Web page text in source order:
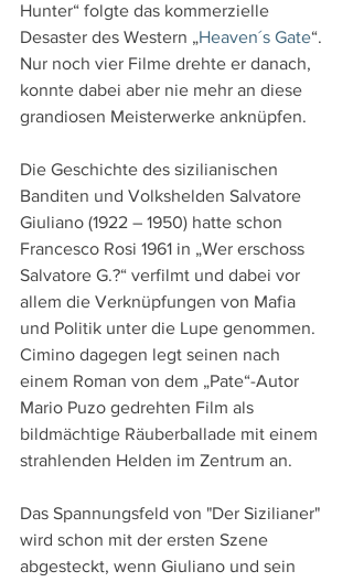
Hunter“ folgte das kommerzielle
Desaster des Western „Heaven´s Gate“.
Nur noch vier Filme drehte er danach,
konnte dabei aber nie mehr an diese
grandiosen Meisterwerke anknüpfen.
Die Geschichte des sizilianischen
Banditen und Volkshelden Salvatore
Giuliano (1922 – 1950) hatte schon
Francesco Rosi 1961 in „Wer erschoss
Salvatore G.?“ verfilmt und dabei vor
allem die Verknüpfungen von Mafia
und Politik unter die Lupe genommen.
Cimino dagegen legt seinen nach
einem Roman von dem „Pate“-Autor
Mario Puzo gedrehten Film als
bildmächtige Räuberballade mit einem
strahlenden Helden im Zentrum an.
Das Spannungsfeld von "Der Sizilianer"
wird schon mit der ersten Szene
abgesteckt, wenn Giuliano und sein